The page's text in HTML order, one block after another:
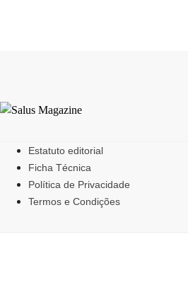
Estatuto editorial
Ficha Técnica
Política de Privacidade
Termos e Condições